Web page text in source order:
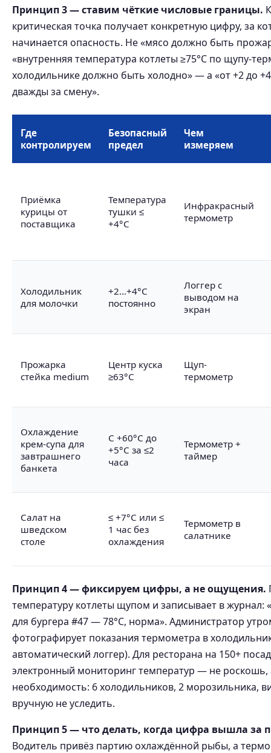
Принцип 3 — ставим чёткие числовые границы.
критическая точка получает конкретную цифру, за
начинается опасность. Не «мясо должно быть
«внутренняя температура котлеты ≥75°C по щупу-
холодильнике должно быть холодно» — а «от +2 до
дважды за смену».
Где
контролируем
Безопасный
предел
Чем
измеряем
Приёмка
курицы от
поставщика
Температура
тушки ≤
+4°C
Инфракрасный
термометр
Холодильник
для молочки
+2…+4°C
постоянно
Логгер с
выводом на
экран
Прожарка
стейка medium
Центр куска
≥63°C
Щуп-
термометр
Охлаждение
крем-супа для
завтрашнего
банкета
С +60°C до
+5°C за ≤2
часа
Термометр +
таймер
Салат на
шведском
столе
≤ +7°C или ≤
1 час без
охлаждения
Термометр в
салатнике
Принцип 4 — фиксируем цифры, а не ощущения.
температуру котлеты щупом и записывает в журнал:
для бургера #47 — 78°C, норма». Администратор
фотографирует показания термометра в
автоматический логгер). Для ресторана на 150+
электронный мониторинг температур — не роскошь,
необходимость: 6 холодильников, 2 морозильника,
вручную не уследить.
Принцип 5 — что делать, когда цифра вышла за
Водитель привёз партию охлаждённой рыбы, а